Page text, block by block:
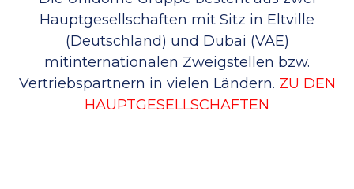
Hauptgesellschaften mit Sitz in Eltville
(Deutschland) und Dubai (VAE)
mitinternationalen Zweigstellen bzw.
Vertriebspartnern in vielen Ländern. ZU DEN
HAUPTGESELLSCHAFTEN